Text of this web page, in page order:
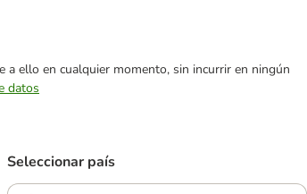
a ello en cualquier momento, sin incurrir en ningún
datos
Seleccionar país